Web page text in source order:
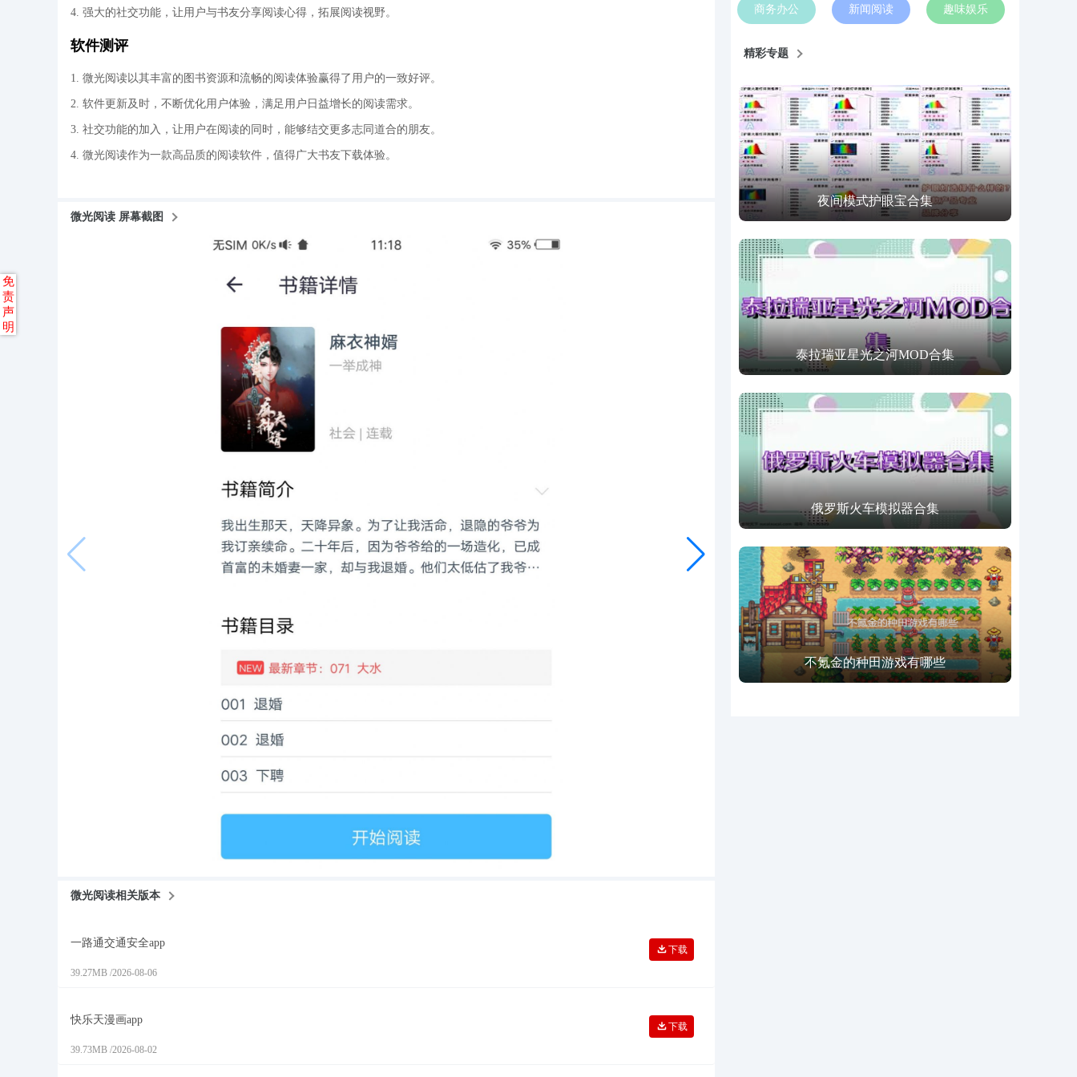
4. 强大的社交功能，让用户与书友分享阅读心得，拓展阅读视野。
软件测评
1. 微光阅读以其丰富的图书资源和流畅的阅读体验赢得了用户的一致好评。
2. 软件更新及时，不断优化用户体验，满足用户日益增长的阅读需求。
3. 社交功能的加入，让用户在阅读的同时，能够结交更多志同道合的朋友。
4. 微光阅读作为一款高品质的阅读软件，值得广大书友下载体验。
微光阅读 屏幕截图
微光阅读相关版本
一路通交通安全app
39.27MB /2026-08-06
下载
快乐天漫画app
39.73MB /2026-08-02
下载
商务办公 新闻阅读 趣味娱乐
精彩专题
夜间模式护眼宝合集
泰拉瑞亚星光之河MOD合集
俄罗斯火车模拟器合集
不氪金的种田游戏有哪些
免
责
声
明